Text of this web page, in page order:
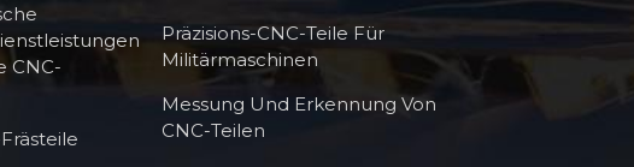
CNC-
Präzisions-CNC-Teile Für
Militärmaschinen
Messung Und Erkennung Von
CNC-Teilen